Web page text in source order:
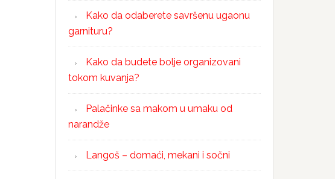
Kako da odaberete savršenu ugaonu
garnituru?
Kako da budete bolje organizovani
tokom kuvanja?
Palačinke sa makom u umaku od
narandže
Langoš – domaći, mekani i sočni